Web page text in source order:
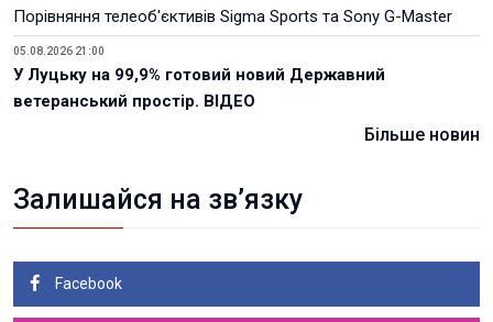
Порівняння телеоб'єктивів Sigma Sports та Sony G-Master
05.08.2026 21:00
У Луцьку на 99,9% готовий новий Державний
ветеранський простір. ВІДЕО
Більше новин
Залишайся на зв’язку
Facebook